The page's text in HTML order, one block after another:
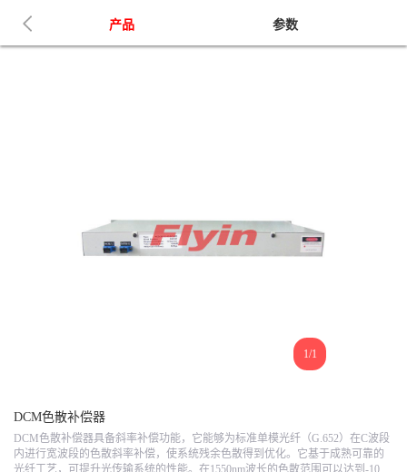
产品 参数
1/1
DCM色散补偿器
DCM色散补偿器具备斜率补偿功能，它能够为标准单模光纤（G.652）在C波段
内进行宽波段的色散斜率补偿，使系统残余色散得到优化。它基于成熟可靠的
光纤工艺，可提升光传输系统的性能。在1550nm波长的色散范围可以达到-10